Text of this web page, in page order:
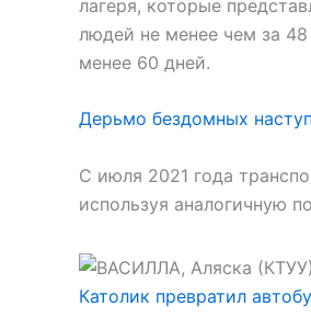
лагеря, которые
людей не менее чем за
менее 60 дней.
Дерьмо бездомных
С июля 2021 года
используя аналогичную
Католик превратил